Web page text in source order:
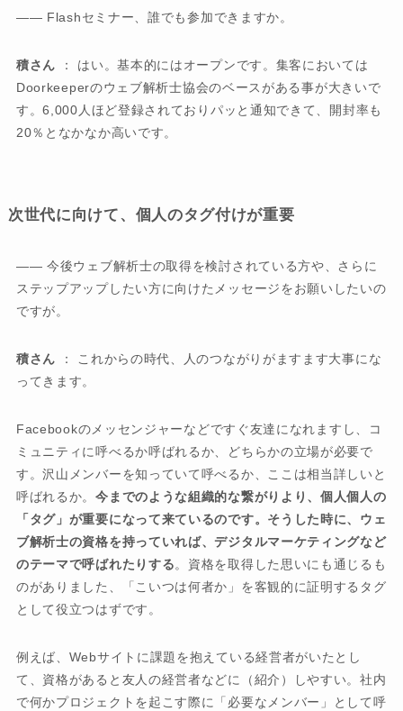
―― Flashセミナー、誰でも参加できますか。
積さん
： はい。基本的にはオープンです。集客においては
Doorkeeperのウェブ解析士協会のベースがある事が大きいで
す。6,000人ほど登録されておりパッと通知できて、開封率も
20％となかなか高いです。
次世代に向けて、個人のタグ付けが重要
―― 今後ウェブ解析士の取得を検討されている方や、さらに
ステップアップしたい方に向けたメッセージをお願いしたいの
ですが。
積さん ： これからの時代、人のつながりがますます大事にな
ってきます。
Facebookのメッセンジャーなどですぐ友達になれますし、コ
ミュニティに呼べるか呼ばれるか、どちらかの立場が必要で
す。沢山メンバーを知っていて呼べるか、ここは相当詳しいと
呼ばれるか。今までのような組織的な繋がりより、個人個人の
「タグ」が重要になって来ているのです。そうした時に、ウェ
ブ解析士の資格を持っていれば、デジタルマーケティングなど
のテーマで呼ばれたりする。資格を取得した思いにも通じるも
のがありました、「こいつは何者か」を客観的に証明するタグ
として役立つはずです。
例えば、Webサイトに課題を抱えている経営者がいたとし
て、資格があると友人の経営者などに（紹介）しやすい。社内
で何かプロジェクトを起こす際に「必要なメンバー」として呼